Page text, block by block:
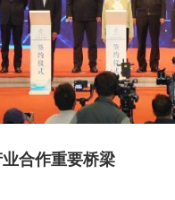
合作重要桥梁